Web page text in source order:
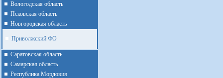
Вологодская область
Псковская область
Новгородская область
Приволжский ФО
Cаратовская область
Cамарская область
Республика Мордовия